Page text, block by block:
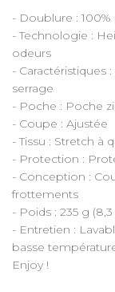
- Doublure :
- Technologie :
odeurs
- Caractéristiques
serrage
- Poche : Poche
- Coupe : Ajustée
- Tissu : Stretch à
- Protection :
- Conception :
frottements
- Poids : 235 g (8,3
- Entretien :
basse
Enjoy !